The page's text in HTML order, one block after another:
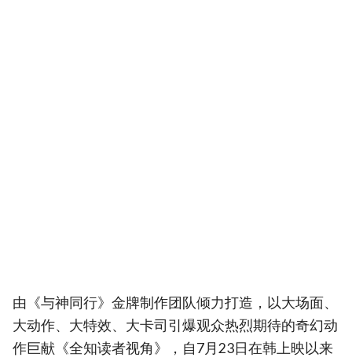
由《与神同行》金牌制作团队倾力打造，以大场面、
大动作、大特效、大卡司引爆观众热烈期待的奇幻动
作巨献《全知读者视角》，自7月23日在韩上映以来